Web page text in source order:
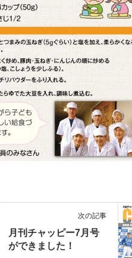
次の記事
月刊チャッピー7月号
ができました！